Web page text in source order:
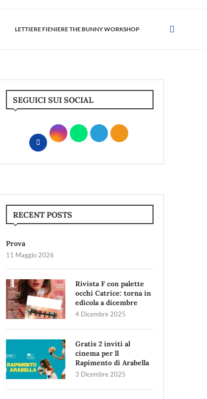
LETTIERE FIENIERE THE BUNNY WORKSHOP
SEGUICI SUI SOCIAL
RECENT POSTS
Prova
11 Maggio 2026
Rivista F con palette
occhi Catrice: torna in
edicola a dicembre
4 Dicembre 2025
Gratis 2 inviti al
cinema per ll
Rapimento di Arabella
3 Dicembre 2025